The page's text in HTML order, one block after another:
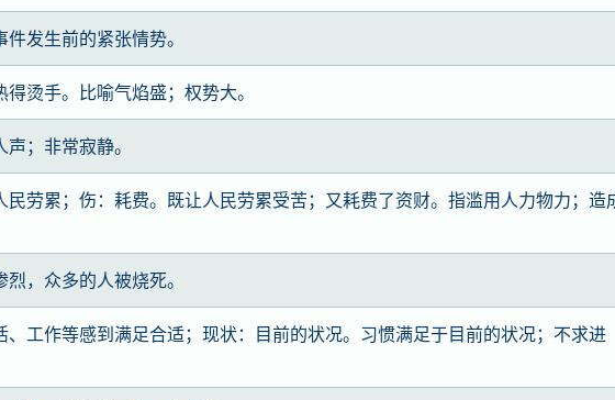
件发生前的紧张情势。
得烫手。比喻气焰盛；权势大。
；非常寂静。
民劳累；伤：耗费。既让人民劳累受苦；又耗费了资财。指滥用人力物力；造
，众多的人被烧死。
、工作等感到满足合适；现状：目前的状况。习惯满足于目前的状况；不求进